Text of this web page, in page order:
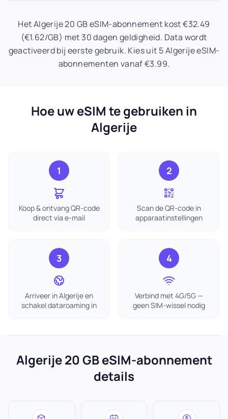
Het Algerije 20 GB eSIM-abonnement kost €32.49
(€1.62/GB) met 30 dagen geldigheid. Data wordt
geactiveerd bij eerste gebruik. Kies uit 5 Algerije eSIM-
abonnementen vanaf €3.99.
Hoe uw eSIM te gebruiken in
Algerije
1
Koop & ontvang QR-code
direct via e-mail
2
Scan de QR-code in
apparaatinstellingen
3
Arriveer in Algerije en
schakel dataroaming in
4
Verbind met 4G/5G —
geen SIM-wissel nodig
Algerije 20 GB eSIM-abonnement
details